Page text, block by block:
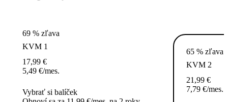
69 % zľava
KVM 1
17,99 €
5,49 €/mes.
Vybrať si balíček
65 % zľava
KVM 2
21,99 €
7,79 €/mes.